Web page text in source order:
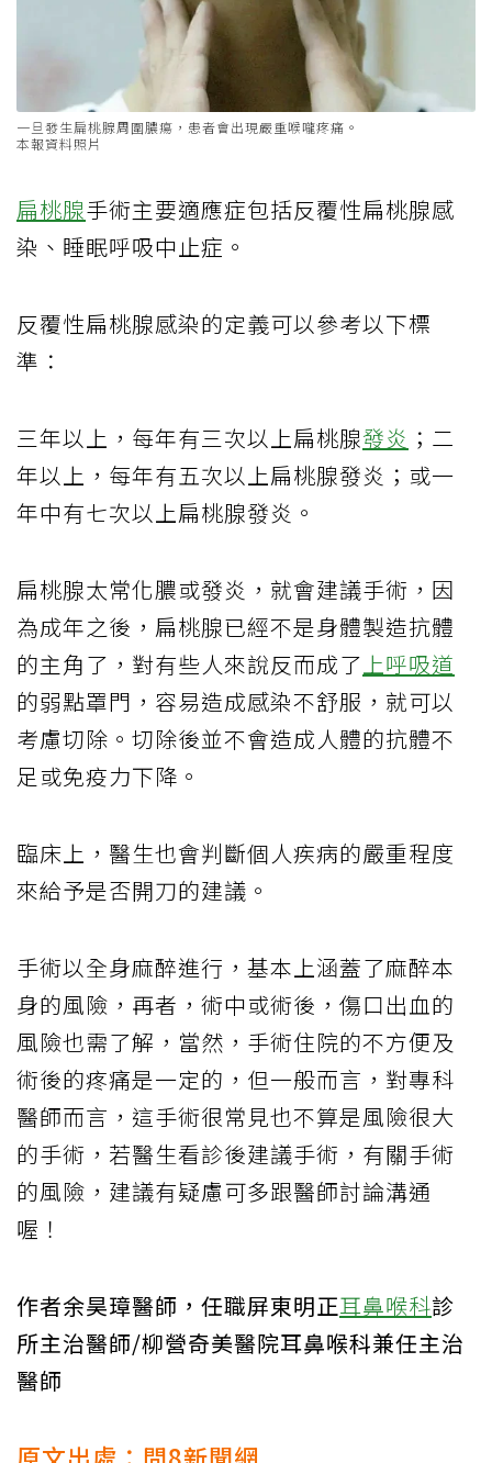
一旦發生扁桃腺周圍膿瘍，患者會出現嚴重喉嚨疼痛。
本報資料照片
扁桃腺手術主要適應症包括反覆性扁桃腺感
染、睡眠呼吸中止症。
反覆性扁桃腺感染的定義可以參考以下標
準：
三年以上，每年有三次以上扁桃腺發炎 ；二
年以上，每年有五次以上扁桃腺發炎；或一
年中有七次以上扁桃腺發炎。
扁桃腺太常化膿或發炎，就會建議手術，因
為成年之後，扁桃腺已經不是身體製造抗體
的主角了，對有些人來說反而成了 上呼吸道
的弱點罩門，容易造成感染不舒服，就可以
考慮切除。切除後並不會造成人體的抗體不
足或免疫力下降。
臨床上，醫生也會判斷個人疾病的嚴重程度
來給予是否開刀的建議。
手術以全身麻醉進行，基本上涵蓋了麻醉本
身的風險，再者，術中或術後，傷口出血的
風險也需了解，當然，手術住院的不方便及
術後的疼痛是一定的，但一般而言，對專科
醫師而言，這手術很常見也不算是風險很大
的手術，若醫生看診後建議手術，有關手術
的風險，建議有疑慮可多跟醫師討論溝通
喔！
作者余昊璋醫師，任職屏東明正耳鼻喉科診
所主治醫師/柳營奇美醫院耳鼻喉科兼任主治
醫師